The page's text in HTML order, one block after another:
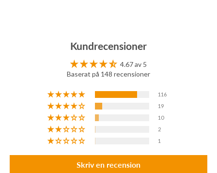
Kundrecensioner
4.67 av 5
Baserat på 148 recensioner
116
19
10
2
1
Skriv en recension